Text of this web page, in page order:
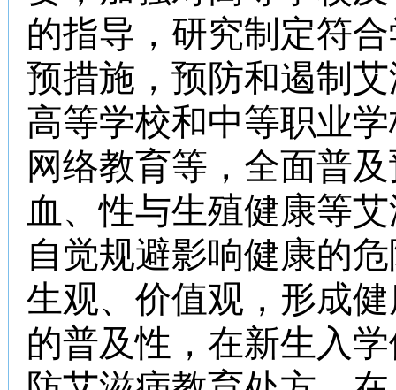
的指导，研究制定符
预措施，预防和遏制
高等学校和中等职业
网络教育等，全面普
血、性与生殖健康等
自觉规避影响健康的
生观、价值观，形成
的普及性，在新生入